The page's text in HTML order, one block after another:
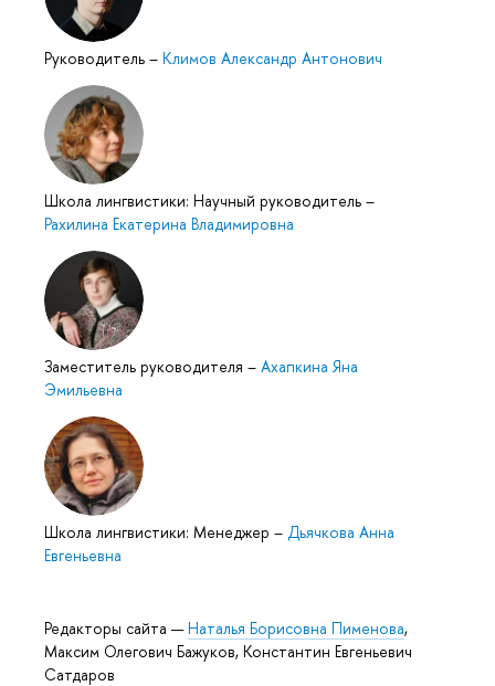
Руководитель – Климов Александр Антонович
Школа лингвистики: Научный руководитель –
Рахилина Екатерина Владимировна
Заместитель руководителя – Ахапкина Яна
Эмильевна
Школа лингвистики: Менеджер – Дьячкова Анна
Евгеньевна
Редакторы сайта —Наталья Борисовна Пименова,
Максим Олегович Бажуков, Константин Евгеньевич
Сатдаров